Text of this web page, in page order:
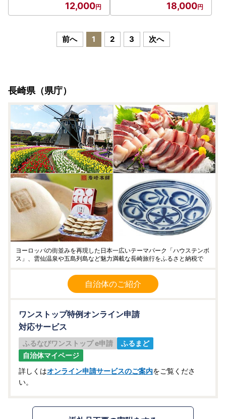
12,000 18,000
前へ 1 2 3 次へ
長崎県（県庁）
ヨーロッパの街並みを再現した日本一広いテーマパーク「ハウステンボ
ス」、雲仙温泉や五島列島など魅力満載な長崎旅行をふるさと納税で
自治体のご紹介
ワンストップ特例オンライン申請
対応サービス
ふるなびワンストップ e申請
ふるまど
自治体マイページ
詳しくはオンライン申請サービスのご案内をご覧くださ
い。